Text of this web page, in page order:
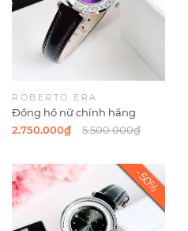
ROBERTO ERA
Đồng hồ nữ chính hãng
Roberto Era RE0849 dây da
2.750.000₫ 5.500.000₫